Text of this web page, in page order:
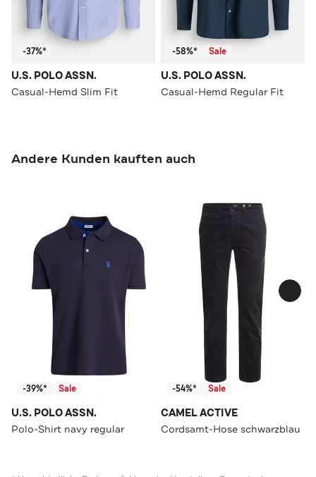
-37%*
U.S. POLO ASSN.
Casual-Hemd Slim Fit
-58%* Sale
U.S. POLO ASSN.
Casual-Hemd Regular Fit
Andere Kunden kauften auch
-39%* Sale
U.S. POLO ASSN.
Polo-Shirt navy regular
-54%* Sale
CAMEL ACTIVE
Cordsamt-Hose schwarzblau